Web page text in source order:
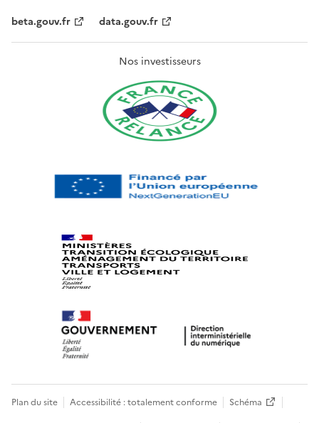
beta.gouv.fr
data.gouv.fr
Nos investisseurs
Plan du site Accessibilité : totalement conforme
Schéma